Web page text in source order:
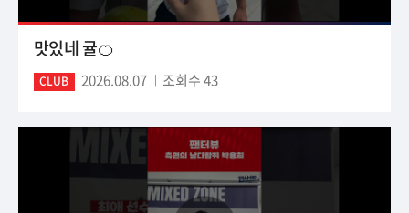
맛있네 귤🍊
CLUB 2026.08.07 조회수 43